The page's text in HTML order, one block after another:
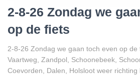
2-8-26 Zondag we
op de fiets
2-8-26 Zondag we gaan toch even op
Vaartweg, Zandpol, Schoonebeek,
Coevorden, Dalen, Holsloot weer